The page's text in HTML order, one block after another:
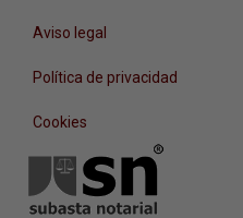
Aviso legal
Política de privacidad
Cookies